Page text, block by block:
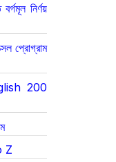
নির্ণয়
প্রোগ্রাম
200
Z